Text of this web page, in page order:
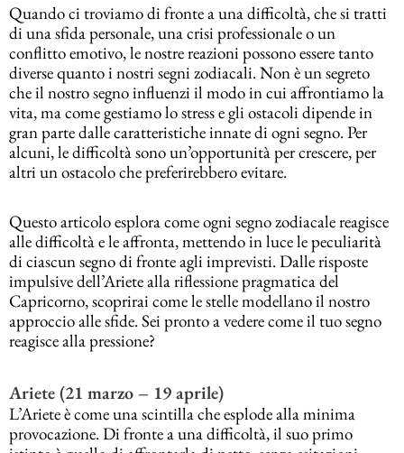
Quando ci troviamo di fronte a una difficoltà, che si tratti
di una sfida personale, una crisi professionale o un
conflitto emotivo, le nostre reazioni possono essere tanto
diverse quanto i nostri segni zodiacali. Non è un segreto
che il nostro segno influenzi il modo in cui affrontiamo la
vita, ma come gestiamo lo stress e gli ostacoli dipende in
gran parte dalle caratteristiche innate di ogni segno. Per
alcuni, le difficoltà sono un’opportunità per crescere, per
altri un ostacolo che preferirebbero evitare.
Questo articolo esplora come ogni segno zodiacale reagisce
alle difficoltà e le affronta, mettendo in luce le peculiarità
di ciascun segno di fronte agli imprevisti. Dalle risposte
impulsive dell’Ariete alla riflessione pragmatica del
Capricorno, scoprirai come le stelle modellano il nostro
approccio alle sfide. Sei pronto a vedere come il tuo segno
reagisce alla pressione?
Ariete (21 marzo – 19 aprile)
L’Ariete è come una scintilla che esplode alla minima
provocazione. Di fronte a una difficoltà, il suo primo